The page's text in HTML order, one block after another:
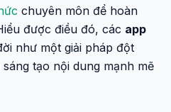
chuyên môn để hoàn
được điều đó, các app
như một giải pháp đột
tạo nội dung mạnh mẽ